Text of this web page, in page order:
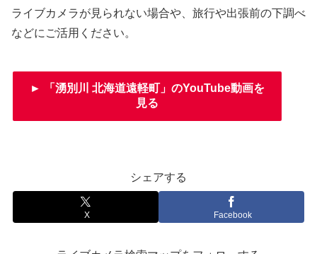
ライブカメラが見られない場合や、旅行や出張前の下調べ
などにご活用ください。
► 「湧別川 北海道遠軽町」のYouTube動画を
見る
シェアする
X Facebook